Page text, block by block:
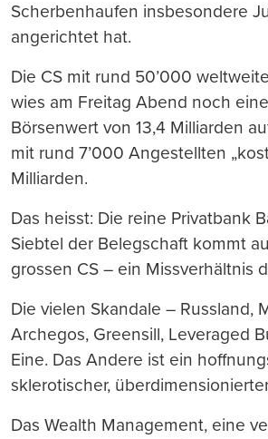
Scherbenhaufen insbesondere
angerichtet hat.
Die CS mit rund 50’000
wies am Freitag Abend noch
Börsenwert von 13,4 Milliarden
mit rund 7’000 Angestellten
Milliarden.
Das heisst: Die reine Privatbank
Siebtel der Belegschaft kommt
grossen CS – ein Missverhältnis
Die vielen Skandale – Russland,
Archegos, Greensill, Leveraged
Eine. Das Andere ist ein
sklerotischer,
Das Wealth Management, eine